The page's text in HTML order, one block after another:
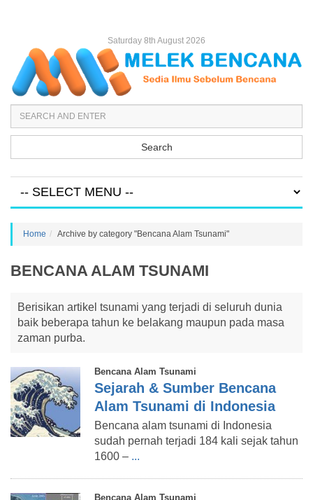
Saturday 8th August 2026
Search
Home Archive by category "Bencana Alam Tsunami"
BENCANA ALAM TSUNAMI
Berisikan artikel tsunami yang terjadi di seluruh dunia
baik beberapa tahun ke belakang maupun pada masa
zaman purba.
Bencana Alam Tsunami
Sejarah & Sumber Bencana
Alam Tsunami di Indonesia
Bencana alam tsunami di Indonesia
sudah pernah terjadi 184 kali sejak tahun
1600 – ...
Bencana Alam Tsunami